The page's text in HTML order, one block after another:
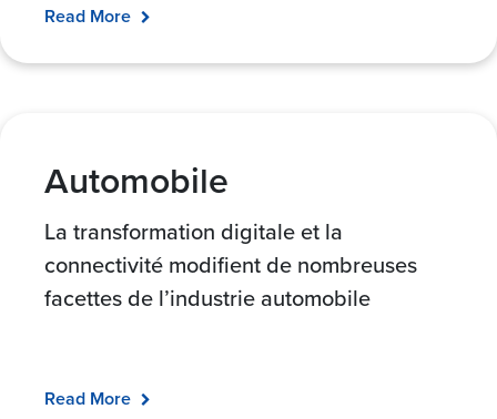
Read More
Automobile
La transformation digitale et la
connectivité modifient de nombreuses
facettes de l’industrie automobile
Read More